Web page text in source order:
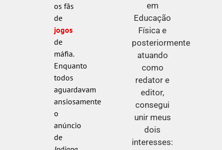
os fãs
de
jogos
de
máfia.
Enquanto
todos
aguardavam
ansiosamente
o
anúncio
de
em
Educação
Física e
posteriormente
atuando
como
redator e
editor,
consegui
unir meus
dois
interesses: